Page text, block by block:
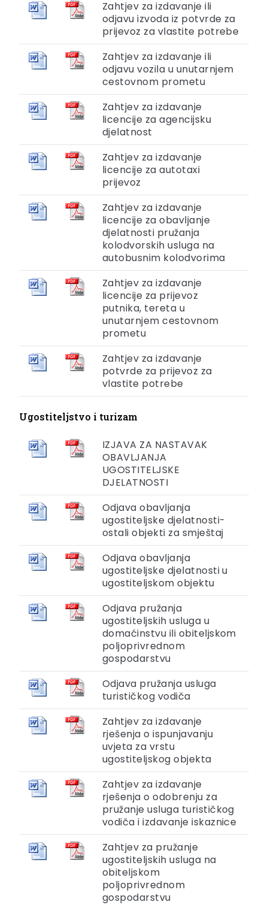
Zahtjev za izdavanje ili
odjavu izvoda iz potvrde za
prijevoz za vlastite potrebe
Zahtjev za izdavanje ili
odjavu vozila u unutarnjem
cestovnom prometu
Zahtjev za izdavanje
licencije za agencijsku
djelatnost
Zahtjev za izdavanje
licencije za autotaxi
prijevoz
Zahtjev za izdavanje
licencije za obavljanje
djelatnosti pružanja
kolodvorskih usluga na
autobusnim kolodvorima
Zahtjev za izdavanje
licencije za prijevoz
putnika, tereta u
unutarnjem cestovnom
prometu
Zahtjev za izdavanje
potvrde za prijevoz za
vlastite potrebe
Ugostiteljstvo i turizam
IZJAVA ZA NASTAVAK
OBAVLJANJA
UGOSTITELJSKE
DJELATNOSTI
Odjava obavljanja
ugostiteljske djelatnosti-
ostali objekti za smještaj
Odjava obavljanja
ugostiteljske djelatnosti u
ugostiteljskom objektu
Odjava pružanja
ugostiteljskih usluga u
domaćinstvu ili obiteljskom
poljoprivrednom
gospodarstvu
Odjava pružanja usluga
turističkog vodiča
Zahtjev za izdavanje
rješenja o ispunjavanju
uvjeta za vrstu
ugostiteljskog objekta
Zahtjev za izdavanje
rješenja o odobrenju za
pružanje usluga turističkog
vodiča i izdavanje iskaznice
Zahtjev za pružanje
ugostiteljskih usluga na
obiteljskom
poljoprivrednom
gospodarstvu